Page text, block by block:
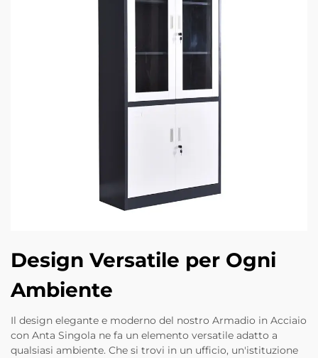
Design Versatile per Ogni
Ambiente
Il design elegante e moderno del nostro Armadio in Acciaio
con Anta Singola ne fa un elemento versatile adatto a
qualsiasi ambiente. Che si trovi in un ufficio, un'istituzione